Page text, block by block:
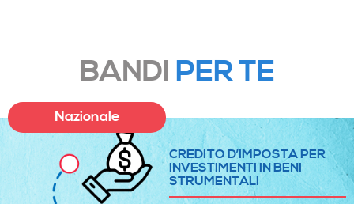
BANDI PER TE
Nazionale
CREDITO D’IMPOSTA PER
INVESTIMENTI IN BENI
STRUMENTALI